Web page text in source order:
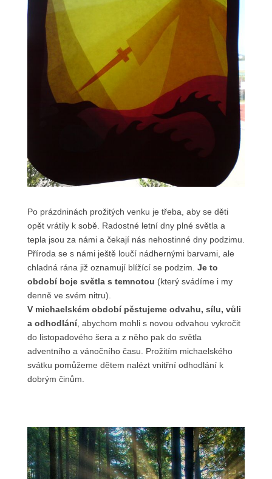
Po prázdninách prožitých venku je třeba, aby se děti
opět vrátily k sobě. Radostné letní dny plné světla a
tepla jsou za námi a čekají nás nehostinné dny podzimu.
Příroda se s námi ještě loučí nádhernými barvami, ale
chladná rána již oznamují blížící se podzim. Je to
období boje světla s temnotou (který svádíme i my
denně ve svém nitru).
V michaelském období pěstujeme odvahu, sílu, vůli
a odhodlání, abychom mohli s novou odvahou vykročit
do listopadového šera a z něho pak do světla
adventního a vánočního času. Prožitím michaelského
svátku pomůžeme dětem nalézt vnitřní odhodlání k
dobrým činům.